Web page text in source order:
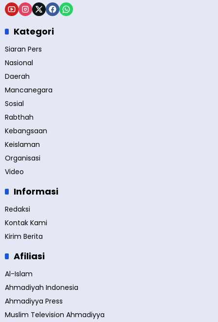
Kategori
Siaran Pers
Nasional
Daerah
Mancanegara
Sosial
Rabthah
Kebangsaan
Keislaman
Organisasi
Video
Informasi
Redaksi
Kontak Kami
Kirim Berita
Afiliasi
Al-Islam
Ahmadiyah Indonesia
Ahmadiyya Press
Muslim Television Ahmadiyya